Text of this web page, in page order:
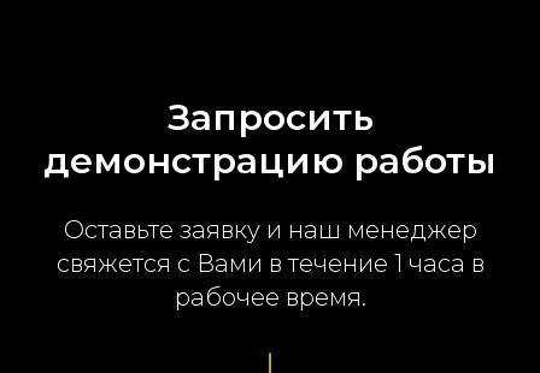
Запросить
демонстрацию работы
Оставьте заявку и наш менеджер
свяжется с Вами в течение 1 часа в
рабочее время.